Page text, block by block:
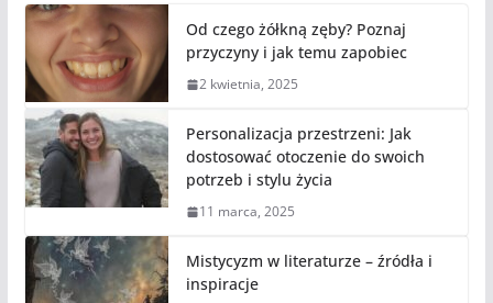
Od czego żółkną zęby? Poznaj
przyczyny i jak temu zapobiec
2 kwietnia, 2025
Personalizacja przestrzeni: Jak
dostosować otoczenie do swoich
potrzeb i stylu życia
11 marca, 2025
Mistycyzm w literaturze – źródła i
inspiracje